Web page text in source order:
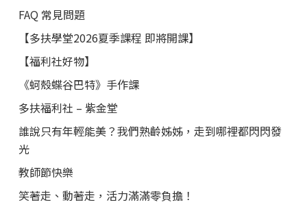
FAQ 常見問題
【多扶學堂2026夏季課程 即將開課】
【福利社好物】
《蚵殼蝶谷巴特》手作課
多扶福利社 – 紫金堂
誰說只有年輕能美？我們熟齡姊姊，走到哪裡都閃閃發
光
教師節快樂
笑著走、動著走，活力滿滿零負擔！